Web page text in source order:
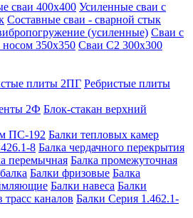
сваи 400х400 Усиленные сваи с
Составные сваи - сварной стык
(усиленные) Сваи с
350х350 Сваи С2 300х300
плиты 2ПГ Ребристые плиты
2Ф Блок-стакан верхний
ПС-192 Балки тепловых камер
8 Балка чердачного перекрытия
перемычная Балка промежуточная
Балки фризовые Балка
Балки навеса Балки
трасс каналов Балки Серия 1.462.1-